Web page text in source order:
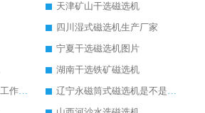
天津矿山干选磁选机
四川湿式磁选机生产厂家
宁夏干选磁选机图片
湖南干选铁矿磁选机
黑龙江永磁筒磁选机的工作原理
辽宁永磁筒式磁选机是不是强磁